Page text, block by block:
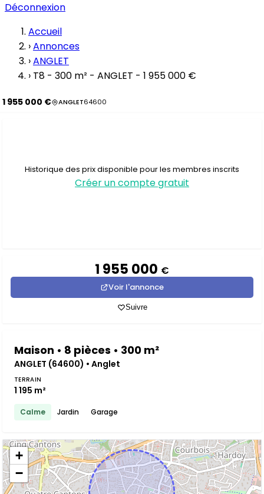
Déconnexion
Accueil
›Annonces
›ANGLET
› T8 - 300 m² - ANGLET - 1 955 000 €
1 955 000 € ANGLET64600
Historique des prix disponible pour les membres inscrits
Créer un compte gratuit
1 955 000 €
Voir l'annonce
Suivre
Maison • 8 pièces • 300 m²
ANGLET (64600) • Anglet
TERRAIN
1 195 m²
Calme Jardin Garage
+
−